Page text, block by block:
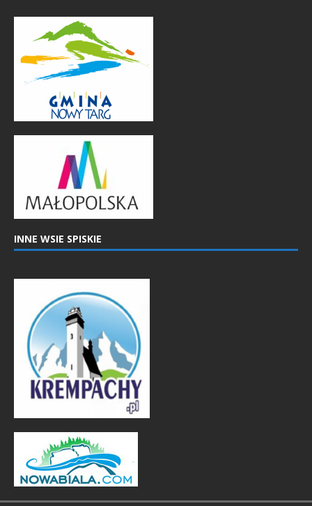
INNE WSIE SPISKIE